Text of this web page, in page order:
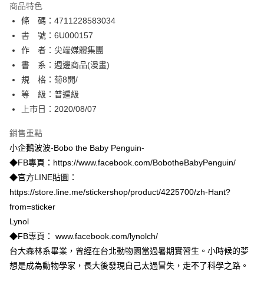
相關說明
【關於「AFTEE先享後付」】
AFTEE先享後付是「在收到商品之後才付款」的支付方式。 讓您購物簡單
便利好安心！
１．簡單：不需註冊會員、不需綁卡、不需儲值。
２．便利：只要手機號碼，簡訊認證，即可結帳。
３．安心：先確認商品／服務後，再付款。
【「AFTEE先享後付」結帳流程】
１．於結帳方式選擇「AFTEE先享後付」後，將跳轉至「AFTEE先享後付」
２．訂單成立數日內，您將收到繳費通知簡訊。
ATM／網路銀行／等多元方式進行付款，方視為交易完成。
※ 請注意：結帳手續完成當下不需立刻繳費，但若您需要取消訂單，請聯絡
購買商品的店家。未經商家同意取消之訂單仍視為有效，需透過AFTEE先享
後付繳納相關費用。
※ 交易是否成功請以「AFTEE先享後付 」之結帳頁面顯示為準，若有關於
是否繳費成功／繳費後需取消欲退款等相關疑問，請聯繫「AFTEE先享後付
【注意事項】
１．透過由恩沛科技股份有限公司提供之「AFTEE先享後付」服務完成之交
易，需依本服務之必要範圍內提供個人資料，並將交易相關給付款項請求債
權轉讓予恩沛科技股份有限公司。
ATM付款
運送方式
全家取貨付款
每筆NT$80，滿NT$500(含以上)免運費
每筆NT$80，滿NT$500(含以上)免運費
每筆NT$80，滿NT$500(含以上)免運費
付款後萊爾富取貨
每筆NT$80，滿NT$500(含以上)免運費
7-11取貨付款
每筆NT$80，滿NT$500(含以上)免運費
付款後7-11取貨
商品特色
條 碼：4711228583034
書 號：6U000157
作 者：尖端媒體集團
書 系：週邊商品(漫畫)
規 格：菊8開/
等 級：普遍級
上市日：2020/08/07
銷售重點
小企鵝波波-Bobo the Baby Penguin-
◆FB專頁：https://www.facebook.com/BobotheBabyPenguin/
◆官方LINE貼圖：
https://store.line.me/stickershop/product/4225700/zh-Hant?
from=sticker
Lynol
◆FB專頁： www.facebook.com/lynolch/
台大森林系畢業，曾經在台北動物園當過暑期實習生。小時候的夢
想是成為動物學家，長大後發現自己太過冒失，走不了科學之路。